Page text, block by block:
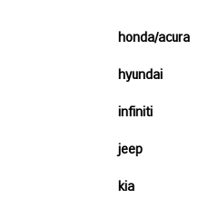
honda/acura
hyundai
infiniti
jeep
kia